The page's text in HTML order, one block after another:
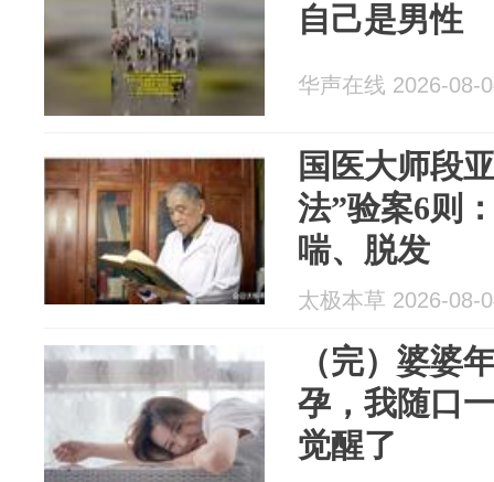
自己是男性
华声在线 2026-08-
国医大师段
法”验案6则
喘、脱发
太极本草 2026-08-
（完）婆婆
孕，我随口
觉醒了